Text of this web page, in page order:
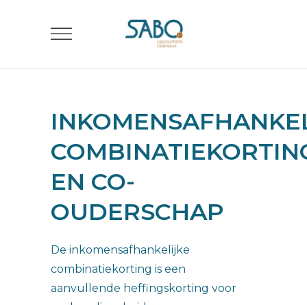
EN CO-
OUDERSCHAP
De inkomensafhankelijke
combinatiekorting is een
aanvullende heffingskorting voor